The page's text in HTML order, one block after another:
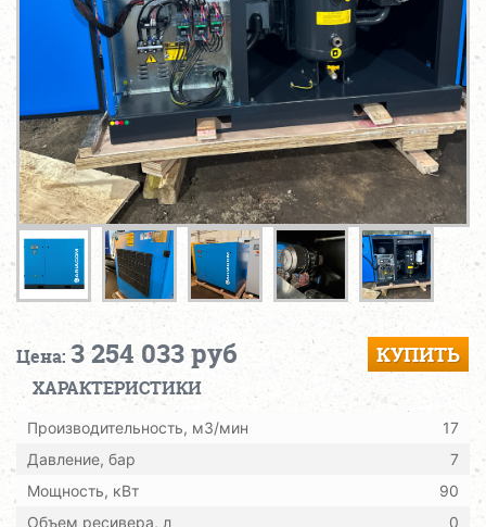
Цена:3 254 033 руб КУПИТЬ
ХАРАКТЕРИСТИКИ
Производительность, м3/мин
17
Давление, бар
7
Мощность, кВт
90
Объем ресивера, л
0